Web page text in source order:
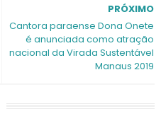
PRÓXIMO
Cantora paraense Dona Onete
é anunciada como atração
nacional da Virada Sustentável
Manaus 2019